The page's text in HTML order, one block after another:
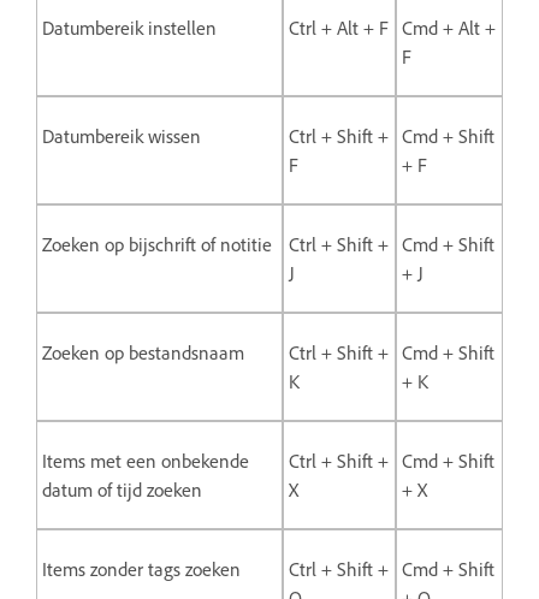
Datumbereik instellen Ctrl + Alt + F Cmd + Alt +
F
Datumbereik wissen
Ctrl + Shift +
F
Cmd + Shift
+ F
Zoeken op bijschrift of notitie
Ctrl + Shift +
J
Cmd + Shift
+ J
Zoeken op bestandsnaam
Ctrl + Shift +
K
Cmd + Shift
+ K
Items met een onbekende
datum of tijd zoeken
Ctrl + Shift +
X
Cmd + Shift
+ X
Items zonder tags zoeken
Ctrl + Shift + Cmd + Shift